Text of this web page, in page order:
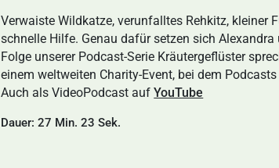
Verwaiste Wildkatze, verunfalltes Rehkitz, kleiner
schnelle Hilfe. Genau dafür setzen sich
Folge unserer Podcast-Serie Kräutergeflüster
einem weltweiten Charity-Event, bei dem
Auch als VideoPodcast aufYouTube
Dauer: 27 Min. 23 Sek.